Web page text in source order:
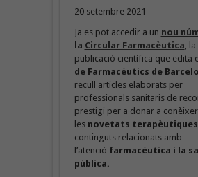
20 setembre 2021
Ja es pot accedir a un nou
la Circular Farmacèutica , la
publicació científica que edita
de Farmacèutics de
recull articles elaborats per
professionals sanitaris de
prestigi per a donar a conèixer
les novetats terapèutiques
continguts relacionats amb
l’atenció farmacèutica i la
pública.